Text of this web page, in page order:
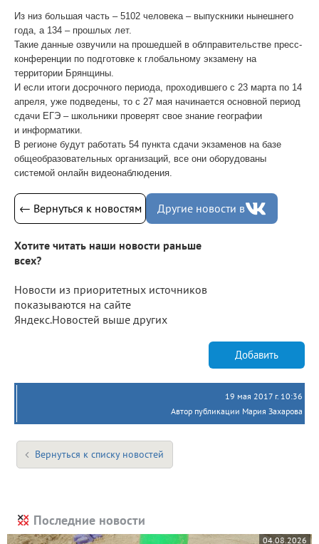
Из низ большая часть – 5102 человека – выпускники нынешнего
года, а 134 – прошлых лет.
Такие данные озвучили на прошедшей в облправительстве пресс-
конференции по подготовке к глобальному экзамену на
территории Брянщины.
И если итоги досрочного периода, проходившего с 23 марта по 14
апреля, уже подведены, то с 27 мая начинается основной период
сдачи ЕГЭ – школьники проверят свое знание географии
и информатики.
В регионе будут работать 54 пункта сдачи экзаменов на базе
общеобразовательных организаций, все они оборудованы
системой онлайн видеонаблюдения.
← Вернуться к новостям Другие новости в
Хотите читать наши новости раньше
всех?
Новости из приоритетных источников
показываются на сайте
Яндекс.Новостей выше других
Добавить
19 мая 2017 г. 10:36
Автор публикации Мария Захарова
Вернуться к списку новостей
Последние новости
04.08.2026